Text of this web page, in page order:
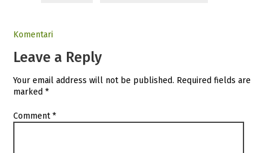
Komentari
Leave a Reply
Your email address will not be published. Required fields are
marked*
Comment*